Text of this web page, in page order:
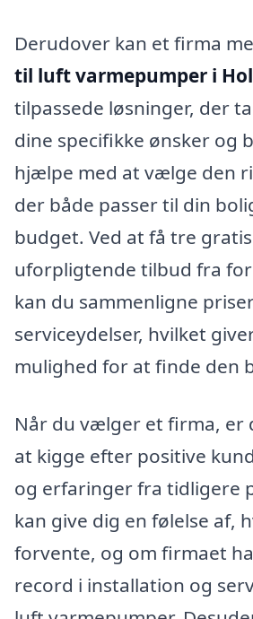
Derudover kan et firma
til luft varmepumper i
tilpassede løsninger, der
dine specifikke ønsker og
hjælpe med at vælge den
der både passer til din
budget. Ved at få tre
uforpligtende tilbud fra
kan du sammenligne
serviceydelser, hvilket
mulighed for at finde den
Når du vælger et firma, er
at kigge efter positive
og erfaringer fra tidligere
kan give dig en følelse af,
forvente, og om firmaet
record i installation og